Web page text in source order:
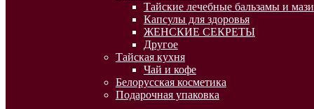
Тайские лечебные бальзамы и мази
Капсулы для здоровья
ЖЕНСКИЕ СЕКРЕТЫ
Другое
Тайская кухня
Чай и кофе
Белорусская косметика
Подарочная упаковка